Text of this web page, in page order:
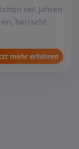
seit Jahren
herrscht
mehr erfahren